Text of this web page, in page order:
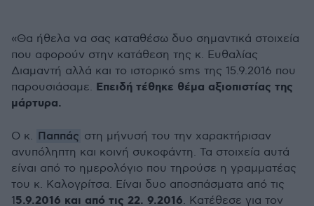
«Θα ήθελα να σας καταθέσω δυο σημαντικά στοιχεία
που αφορούν στην κατάθεση της κ. Ευθαλίας
Διαμαντή αλλά και το ιστορικό sms της 15.9.2016 που
παρουσιάσαμε. Επειδή τέθηκε θέμα αξιοπιστίας της
μάρτυρα.
Ο κ. Παππάς στη μήνυσή του την χαρακτήρισαν
ανυπόληπτη και κοινή συκοφάντη. Τα στοιχεία αυτά
είναι από το ημερολόγιο που τηρούσε η γραμματέας
του κ. Καλογρίτσα. Είναι δυο αποσπάσματα από τις
15.9.2016 και από τις 22. 9.2016. Κατέθεσε για τον